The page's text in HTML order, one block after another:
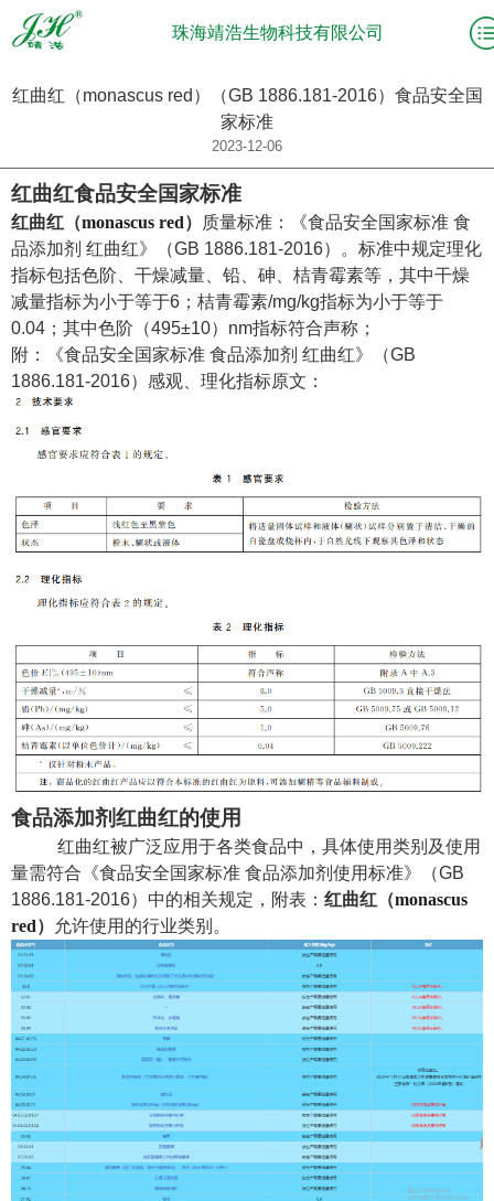
珠海靖浩生物科技有限公司
红曲红（monascus red）（GB 1886.181-2016）食品安全国
家标准
2023-12-06
红曲红食品安全国家标准
红曲红（monascus red） 质量标准： 《食品安全国家标准 食
品添加剂 红曲红》（GB 1886.181-2016）。标准中规定理化
指标包括色阶、干燥减量、铅、砷、桔青霉素等，其中干燥
减量指标为小于等于6 ； 桔青霉素/mg/kg指标为小于等于
0.04 ； 其中色阶（495±10） nm指标符合声称；
附：
《食品安全国家标准 食品添加剂 红曲红》（GB
1886.181-2016）感观、理化指标原文：
食品添加剂红曲红的使用
红曲红被广泛应用于各类食品中，具体使用类别及使用
量需符合《食品安全国家标准 食品添加剂使用标准》（GB
1886.181-2016）中的相关规定，附表： 红曲红 （monascus
red） 允许使用的行业类别。